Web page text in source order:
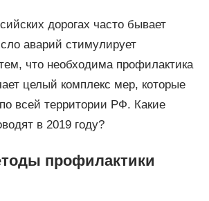
дорогах часто бывает
аварий стимулирует
что необходима профилактика
целый комплекс мер, которые
всей территории РФ. Какие
в 2019 году?
профилактики